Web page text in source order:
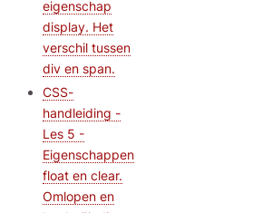
eigenschap
display. Het
verschil tussen
div en span.
CSS-
handleiding -
Les 5 -
Eigenschappen
float en clear.
Omlopen en